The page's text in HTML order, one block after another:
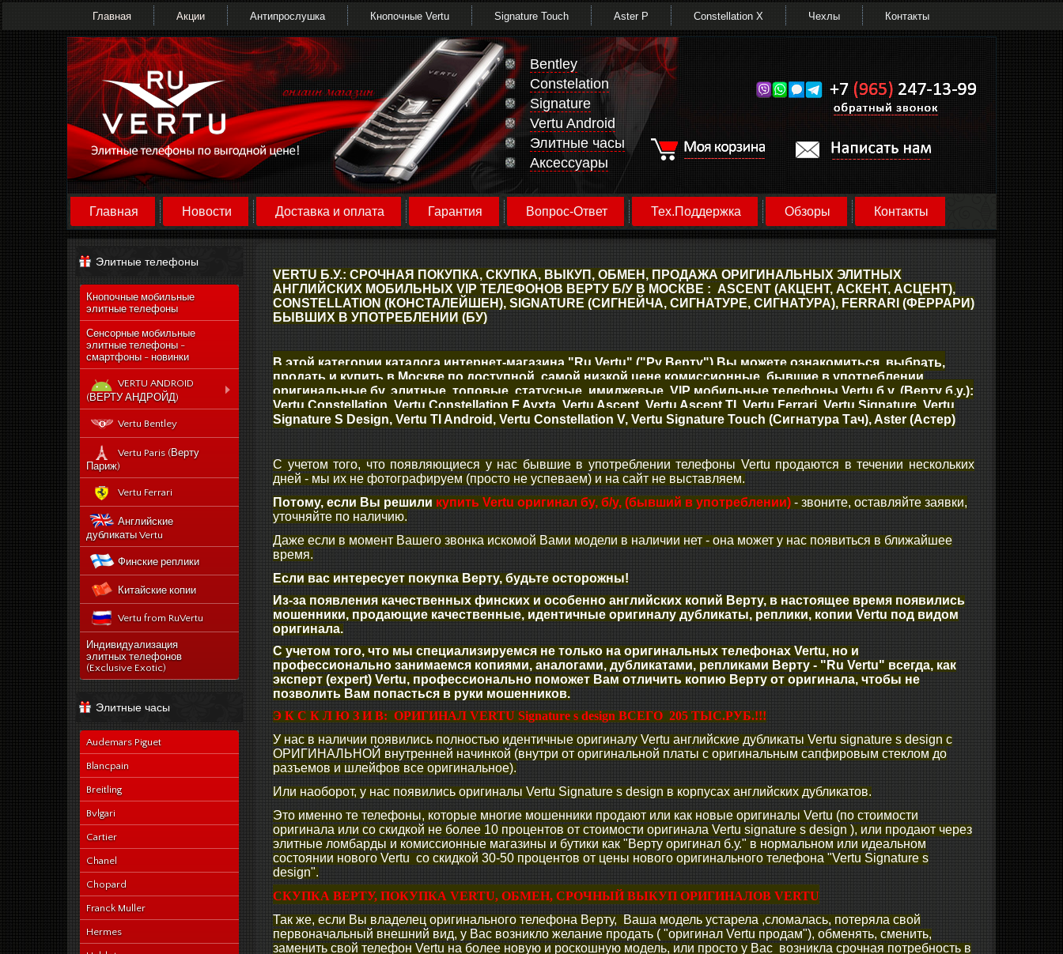
Главная Акции Антипрослушка Кнопочные Vertu Signature Touch Aster P Constellation X Чехлы Контакты
Bentley
Constelation
Signature
Vertu Android
Элитные часы
Аксессуары
Главная Новости Доставка и оплата Гарантия Вопрос-Ответ Тех.Поддержка Обзоры Контакты
Элитные телефоны
Кнопочные мобильные
элитные телефоны
Сенсорные мобильные
элитные телефоны -
смартфоны - новинки
VERTU ANDROID
(ВЕРТУ АНДРОЙД)
Новый Vertu Signature
New Touch
Vertu Constellation X duos
Sim - смартфон Верту
Констелейшен икс на две
сим карты
Vertu Signature touch
Vertu Aster (Верту Астер)
Vertu Ti
Vertu Constellation V
noviy-vertu-signature-
new-touch
catalog
543-vertu-signature-
touch-grape-lizard-
en
navy-alligator-en
category
175-novyj-vertu-
signature-new-touch
Vertu Bentley
Vertu Paris (Верту
Париж)
Vertu Ferrari
Английские
дубликаты Vertu
Финские реплики
Китайские копии
Vertu from RuVertu
Индивидуализация
элитных телефонов
(Exclusive Exotic)
Элитные часы
Audemars Piguet
Blancpain
Breitling
Bvlgari
Cartier
Chanel
Chopard
Franck Muller
Hermes
VERTU Б.У.: СРОЧНАЯ ПОКУПКА, СКУПКА, ВЫКУП, ОБМЕН, ПРОДАЖА ОРИГИНАЛЬНЫХ ЭЛИТНЫХ
АНГЛИЙСКИХ МОБИЛЬНЫХ VIP ТЕЛЕФОНОВ ВЕРТУ Б/У В МОСКВЕ : ASCENT (АКЦЕНТ, АСКЕНТ, АСЦЕНТ),
CONSTELLATION (КОНСТАЛЕЙШЕН), SIGNATURE (СИГНЕЙЧА, СИГНАТУРЕ, СИГНАТУРА), FERRARI (ФЕРРАРИ)
БЫВШИХ В УПОТРЕБЛЕНИИ (БУ)
В этой категории каталога интернет-магазина "Ru Vertu" ("Ру Верту") Вы можете ознакомиться, выбрать,
продать и купить в Москве по доступной, самой низкой цене комиссионные, бывшие в употреблении
оригинальные бу, элитные, топовые, статусные, имиджевые, VIP мобильные телефоны Vertu б.у. (Верту б.у.):
Vertu Constellation, Vertu Constellation F Ayxta, Vertu Ascent, Vertu Ascent TI, Vertu Ferrari, Vertu Signature, Vertu
Signature S Design, Vertu TI Android, Vertu Constellation V, Vertu Signature Touch (Сигнатура Тач), Aster (Астер)
С учетом того, что появляющиеся у нас бывшие в употреблении телефоны Vertu продаются в течении нескольких
дней - мы их не фотографируем (просто не успеваем) и на сайт не выставляем.
Потому, если Вы решили купить Vertu оригинал бу, б/у, (бывший в употреблении) - звоните, оставляйте заявки,
уточняйте по наличию.
Даже если в момент Вашего звонка искомой Вами модели в наличии нет - она может у нас появиться в ближайшее
время.
Если вас интересует покупка Верту, будьте осторожны!
Из-за появления качественных финских и особенно английских копий Верту, в настоящее время появились
мошенники, продающие качественные, идентичные оригиналу дубликаты, реплики, копии Vertu под видом
оригинала.
С учетом того, что мы специализируемся не только на оригинальных телефонах Vertu, но и
профессионально занимаемся копиями, аналогами, дубликатами, репликами Верту - "Ru Vertu" всегда, как
эксперт (expert) Vertu, профессионально поможет Вам отличить копию Верту от оригинала, чтобы не
позволить Вам попасться в руки мошенников.
Э К С К Л Ю З И В: ОРИГИНАЛ VERTU Signature s design ВСЕГО 205 ТЫС.РУБ.!!!
У нас в наличии появились полностью идентичные оригиналу Vertu английские дубликаты Vertu signature s design c
ОРИГИНАЛЬНОЙ внутренней начинкой (внутри от оригинальной платы с оригинальным сапфировым стеклом до
разъемов и шлейфов все оригинальное).
Или наоборот, у нас появились оригиналы Vertu Signature s design в корпусах английских дубликатов.
Это именно те телефоны, которые многие мошенники продают или как новые оригиналы Vertu (по стоимости
оригинала или со скидкой не более 10 процентов от стоимости оригинала Vertu signature s design ), или продают через
элитные ломбарды и комиссионные магазины и бутики как "Верту оригинал б.у." в нормальном или идеальном
состоянии нового Vertu со скидкой 30-50 процентов от цены нового оригинального телефона "Vertu Signature s
design".
СКУПКА ВЕРТУ, ПОКУПКА VERTU, ОБМЕН, СРОЧНЫЙ ВЫКУП ОРИГИНАЛОВ VERTU
Так же, если Вы владелец оригинального телефона Верту, Ваша модель устарела ,сломалась, потеряла свой
первоначальный внешний вид, у Вас возникло желание продать ( "оригинал Vertu продам"), обменять, сменить,
заменить свой телефон Vertu на более новую и роскошную модель, или просто у Вас возникла срочная потребность в